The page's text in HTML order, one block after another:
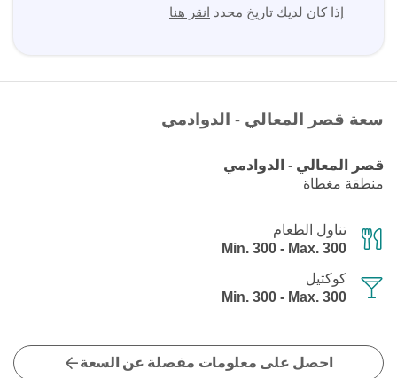
إذا كان لديك تاريخ محدد انقر هنا
سعة قصر المعالي - الدوادمي
قصر المعالي - الدوادمي
منطقة مغطاة
تناول الطعام
Min. 300 - Max. 300
كوكتيل
Min. 300 - Max. 300
احصل على معلومات مفصلة عن السعة